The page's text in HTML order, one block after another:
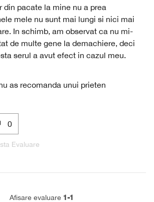
din pacate la mine nu a prea
mele nu sunt mai lungi si nici mai
In schimb, am observat ca nu mi-
de multe gene la demachiere, deci
serul a avut efect in cazul meu.
as recomanda unui prieten
0
Evaluare
Afisare evaluare 1-1